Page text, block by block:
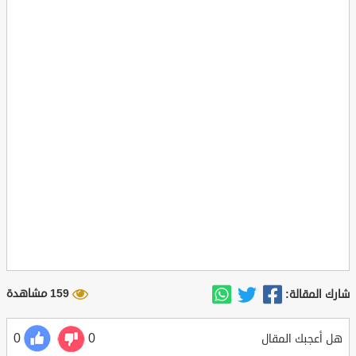
شارك المقالة: 159 مشاهدة
هل أعجبك المقال 0
0